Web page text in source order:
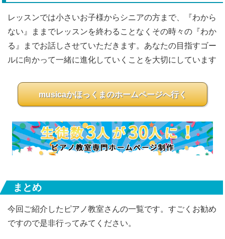
レッスンでは小さいお子様からシニアの方まで、『わから
ない』ままでレッスンを終わることなくその時々の『わか
る』までお話しさせていただきます。あなたの目指すゴー
ルに向かって一緒に進化していくことを大切にしています
musicaかほっくまのホームページへ行く
まとめ
今回ご紹介したピアノ教室さんの一覧です。すごくお勧め
ですので是非行ってみてください。